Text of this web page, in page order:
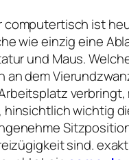
computertisch ist
wie einzig eine
und Maus.
an dem
verbringt,
hinsichtlich wichtig
sind.